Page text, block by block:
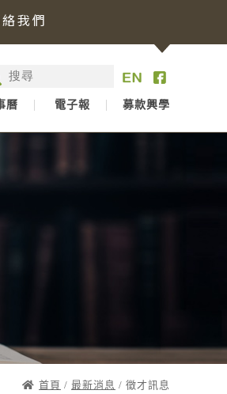
我們
曆 電子報 募款興學
首頁 / 最新消息 / 徵才訊息